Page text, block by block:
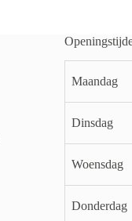
Maandag
Dinsdag
Woensdag
Donderdag